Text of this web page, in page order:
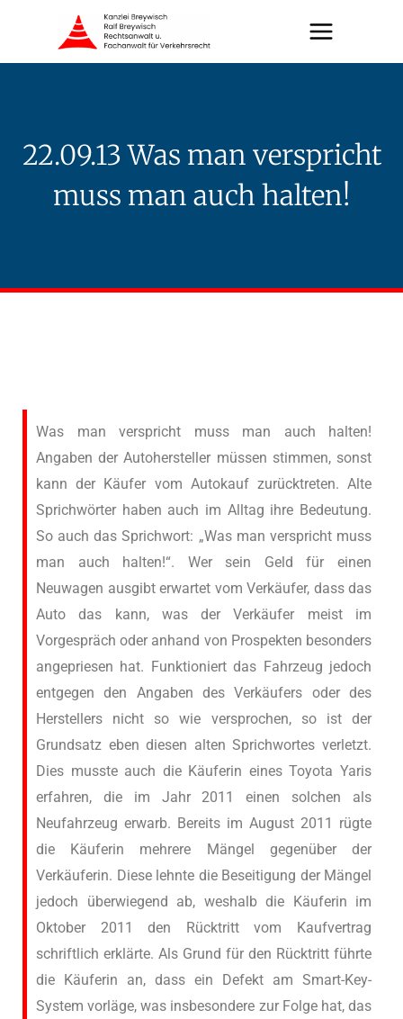
springen
22.09.13 Was man verspricht
muss man auch halten!
Was man verspricht muss man auch halten!
Angaben der Autohersteller müssen stimmen, sonst
kann der Käufer vom Autokauf zurücktreten. Alte
Sprichwörter haben auch im Alltag ihre Bedeutung.
So auch das Sprichwort: „Was man verspricht muss
man auch halten!“. Wer sein Geld für einen
Neuwagen ausgibt erwartet vom Verkäufer, dass das
Auto das kann, was der Verkäufer meist im
Vorgespräch oder anhand von Prospekten besonders
angepriesen hat. Funktioniert das Fahrzeug jedoch
entgegen den Angaben des Verkäufers oder des
Herstellers nicht so wie versprochen, so ist der
Grundsatz eben diesen alten Sprichwortes verletzt.
Dies musste auch die Käuferin eines Toyota Yaris
erfahren, die im Jahr 2011 einen solchen als
Neufahrzeug erwarb. Bereits im August 2011 rügte
die Käuferin mehrere Mängel gegenüber der
Verkäuferin. Diese lehnte die Beseitigung der Mängel
jedoch überwiegend ab, weshalb die Käuferin im
Oktober 2011 den Rücktritt vom Kaufvertrag
schriftlich erklärte. Als Grund für den Rücktritt führte
die Käuferin an, dass ein Defekt am Smart-Key-
System vorläge, was insbesondere zur Folge hat, das